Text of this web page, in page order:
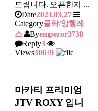
드립니다. 오픈한지 ...
Date2020.03.27
Category클락/앙헬레
스
Byemperor3738
Reply3
Views30639
마카티 프리미엄
JTV ROXY 입니